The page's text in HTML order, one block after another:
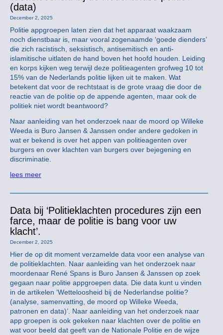
(data)
December 2, 2025
Politie appgroepen laten zien dat het apparaat waakzaam
noch dienstbaar is, maar vooral zogenaamde ‘goede dienders’
die zich racistisch, seksistisch, antisemitisch en anti-
islamitische uitlaten de hand boven het hoofd houden. Leiding
en korps kijken weg terwijl deze politieagenten grofweg 10 tot
15% van de Nederlands politie lijken uit te maken. Wat
betekent dat voor de rechtstaat is de grote vraag die door de
reactie van de politie op de appende agenten, maar ook de
politiek niet wordt beantwoord?
Naar aanleiding van het onderzoek naar de moord op Willeke
Weeda is Buro Jansen & Janssen onder andere gedoken in
wat er bekend is over het appen van politieagenten over
burgers en over klachten van burgers over bejegening en
discriminatie.
lees meer
Data bij ‘Politieklachten procedures zijn een
farce, maar de politie is bang voor uw
klacht’.
December 2, 2025
Hier de op dit moment verzamelde data voor een analyse van
de politieklachten. Naar aanleiding van het onderzoek naar
moordenaar René Spans is Buro Jansen & Janssen op zoek
gegaan naar politie appgroepen data. Die data kunt u vinden
in de artikelen ‘Wetteloosheid bij de Nederlandse politie?
(analyse, samenvatting, de moord op Willeke Weeda,
patronen en data)’. Naar aanleiding van het onderzoek naar
app groepen is ook gekeken naar klachten over de politie en
wat voor beeld dat geeft van de Nationale Politie en de wijze